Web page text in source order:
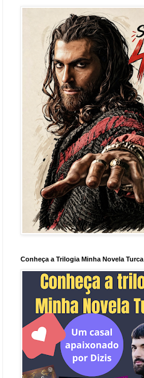
Conheça a Trilogia Minha Novela Turca